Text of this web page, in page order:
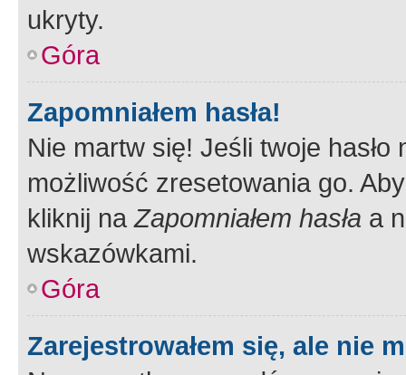
ukryty.
Góra
Zapomniałem hasła!
Nie martw się! Jeśli twoje
możliwość zresetowania go.
kliknij naZapomniałem hasła a
wskazówkami.
Góra
Zarejestrowałem się, ale nie